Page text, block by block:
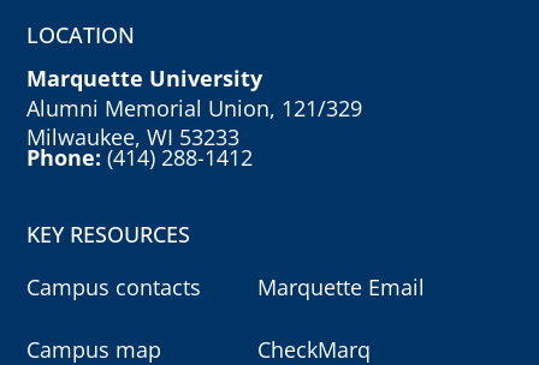
LOCATION
Marquette University
Alumni Memorial Union, 121/329
Milwaukee, WI 53233
Phone:(414) 288-1412
KEY RESOURCES
Campus contacts
Campus map
Marquette Email
CheckMarq